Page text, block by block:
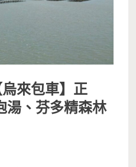
烏來包車】正
湯、芬多精森林